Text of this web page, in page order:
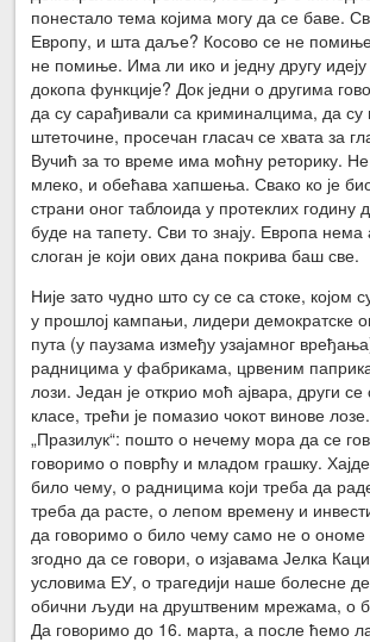
понестало тема којима могу да се баве.
Европу, и шта даље? Косово се не
не помиње. Има ли ико и једну другу
докопа функције? Док једни о другима
да су сарађивали са криминалцима, да су
штеточине, просечан гласач се хвата за
Вучић за то време има моћну реторику.
млеко, и обећава хапшења. Свако ко је
страни оног таблоида у протеклих годину
буде на тапету. Сви то знају. Европа нема
слоган је који ових дана покрива баш све.
Није зато чудно што су се са стоке, којом
у прошлој кампањи, лидери демократске
пута (у паузама између узајамног
радницима у фабрикама, црвеним
лози. Један је открио моћ ајвара, други
класе, трећи је помазио чокот винове
„Празилук“: пошто о нечему мора да се
говоримо о поврћу и младом грашку.
било чему, о радницима који треба да
треба да расте, о лепом времену и
да говоримо о било чему само не о ономе
згодно да се говори, о изјавама Јелка
условима ЕУ, о трагедији наше болесне
обични људи на друштвеним мрежама, о
Да говоримо до 16. марта, а после ћемо